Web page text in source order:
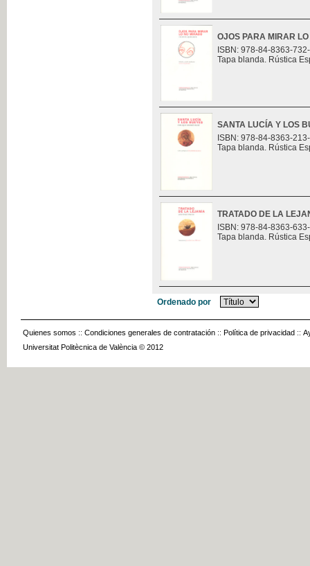
OJOS PARA MIRAR
ISBN: 978-84-8363-
Tapa blanda. Rústica
SANTA LUCÍA Y LOS
ISBN: 978-84-8363-
Tapa blanda. Rústica
TRATADO DE LA
ISBN: 978-84-8363-
Tapa blanda. Rústica
Ordenado por
Quienes somos :: Condiciones generales de contratación :: Política de privacidad ::
Universitat Politècnica de València © 2012